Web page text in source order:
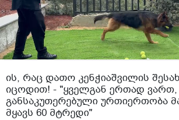
ის, რაც დათო კენჭიაშვილის
იცოდით! - "ყველგან ერთად ვართ,
განსაკუთერებული ურთიერთობა
მყავს 60 მტრედი"